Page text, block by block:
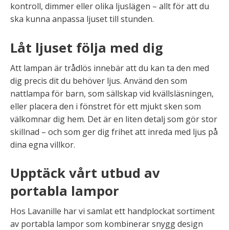
kontroll, dimmer eller olika ljuslägen – allt för att du
ska kunna anpassa ljuset till stunden.
Låt ljuset följa med dig
Att lampan är trådlös innebär att du kan ta den med
dig precis dit du behöver ljus. Använd den som
nattlampa för barn, som sällskap vid kvällsläsningen,
eller placera den i fönstret för ett mjukt sken som
välkomnar dig hem. Det är en liten detalj som gör stor
skillnad – och som ger dig frihet att inreda med ljus på
dina egna villkor.
Upptäck vårt utbud av
portabla lampor
Hos Lavanille har vi samlat ett handplockat sortiment
av portabla lampor som kombinerar snygg design